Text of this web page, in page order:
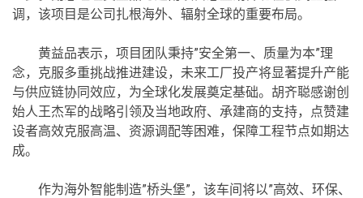
调，该项目是公司扎根海外、辐射全球的重要布局。
黄益品表示，项目团队秉持”安全第一、质量为本”理
念，克服多重挑战推进建设，未来工厂投产将显著提升产能
与供应链协同效应，为全球化发展奠定基础。胡齐聪感谢创
始人王杰军的战略引领及当地政府、承建商的支持，点赞建
设者高效克服高温、资源调配等困难，保障工程节点如期达
成。
作为海外智能制造”桥头堡”，该车间将以”高效、环保、